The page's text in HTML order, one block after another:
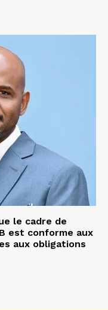
le cadre de
est conforme aux
aux obligations